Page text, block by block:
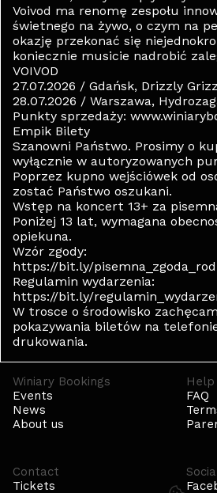
Voivod ma renomę zespołu
świetnego na żywo, o czym na
okazję przekonać się
koniecznie musicie nadrobić
VOIVOD
27.07.2026 / Gdańsk, Drizzly
28.07.2026 / Warszawa,
Punkty sprzedaży:
Empik Bilety
️Szanowni Państwo. Prosimy o
wyłącznie w autoryzowanych
Poprzez kupno wejściówek od
zostać Państwo oszukani.
Wstęp na koncert 13+ za
Poniżej 13 lat, wymagana
opiekuna.
Wzór zgody:
https://bit.ly/
Regulamin wydarzenia:
https://bit.ly/
W trosce o środowisko
pokazywania biletów na
drukowania.
Winiary Bookings
Events
News
About us
FAQ
Contact
Tickets